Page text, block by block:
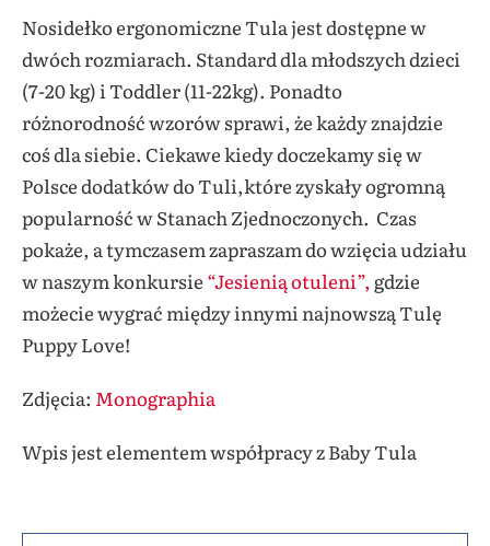
Nosidełko ergonomiczne Tula jest dostępne w
dwóch rozmiarach. Standard dla młodszych dzieci
(7-20 kg) i Toddler (11-22kg). Ponadto
różnorodność wzorów sprawi, że każdy znajdzie
coś dla siebie. Ciekawe kiedy doczekamy się w
Polsce dodatków do Tuli,które zyskały ogromną
popularność w Stanach Zjednoczonych. Czas
pokaże, a tymczasem zapraszam do wzięcia udziału
w naszym konkursie “Jesienią otuleni”,gdzie
możecie wygrać między innymi najnowszą Tulę
Puppy Love!
Zdjęcia: Monographia
Wpis jest elementem współpracy z Baby Tula